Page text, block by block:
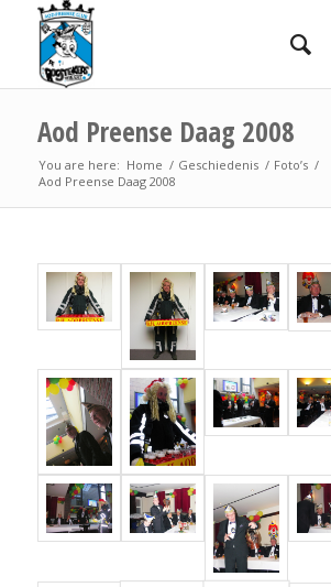
Aod Preense Daag 2008
You are here: Home / Geschiedenis / Foto’s /
Aod Preense Daag 2008